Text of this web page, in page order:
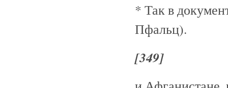
* Так в
Пфальц).
[349]